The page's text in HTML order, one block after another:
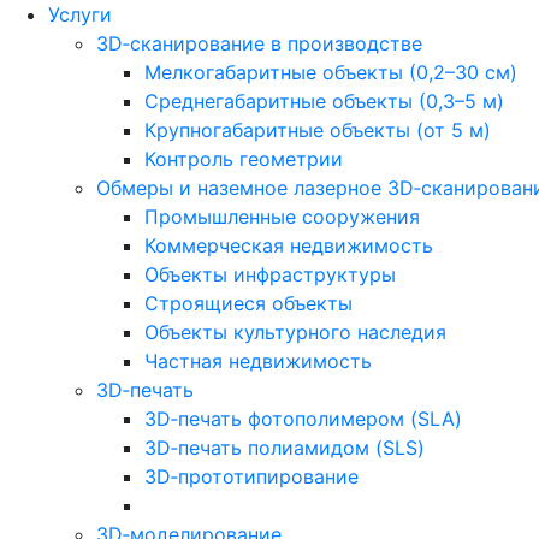
Услуги
3D‑сканирование в производстве
Мелкогабаритные объекты (0,2–30 см)
Среднегабаритные объекты (0,3–5 м)
Крупногабаритные объекты (от 5 м)
Контроль геометрии
Обмеры и наземное лазерное
Промышленные сооружения
Коммерческая недвижимость
Объекты инфраструктуры
Строящиеся объекты
Объекты культурного наследия
Частная недвижимость
3D‑печать
3D‑печать фотополимером (SLA)
3D‑печать полиамидом (SLS)
3D‑прототипирование
3D‑моделирование